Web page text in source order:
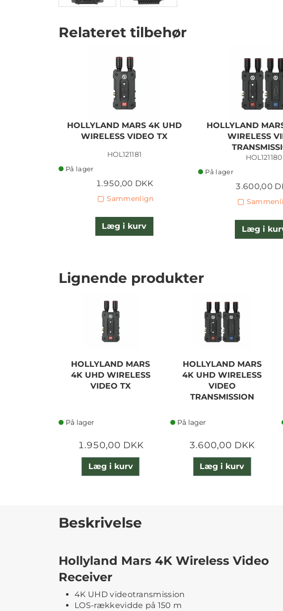
Relateret tilbehør
HOLLYLAND MARS 4K UHD
WIRELESS VIDEO TX
HOL121181
På lager
1.950,00 DKK
Sammenlign
Læg i kurv
HOLLYLAND
WIRELESS
HOL121180
På lager
3.600,00
Læg i
Lignende produkter
HOLLYLAND MARS
4K UHD WIRELESS
VIDEO TX
På lager
1.950,00 DKK
Læg i kurv
HOLLYLAND MARS
4K UHD WIRELESS
VIDEO
TRANSMISSION
På lager
3.600,00 DKK
Læg i kurv
Beskrivelse
Hollyland Mars 4K Wireless Video
Receiver
4K UHD videotransmission
LOS-rækkevidde på 150 m